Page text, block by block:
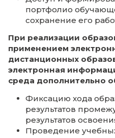
Положение об
обучающихся
Информация о
планам, рабочим
(модулей),
электронным
электронным
указанным в
(модулей),